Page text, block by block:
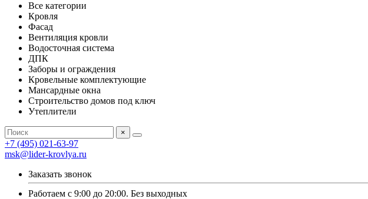
Все категории
Кровля
Фасад
Вентиляция кровли
Водосточная система
ДПК
Заборы и ограждения
Кровельные комплектующие
Мансардные окна
Строительство домов под ключ
Утеплители
×
+7 (495) 021-63-97
msk@lider-krovlya.ru
Заказать звонок
Работаем с 9:00 до 20:00. Без выходных